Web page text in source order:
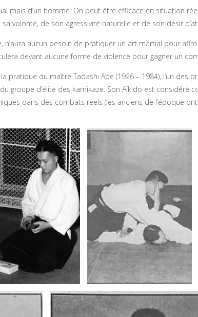
mais d’un homme. On peut être efficace en situation
volonté, de son agressivité naturelle et de son désir
n’aura aucun besoin de pratiquer un art martial pour
devant aucune forme de violence pour gagner un
pratique du maître Tadashi Abe (1926 – 1984), l’un des
groupe d’élite des kamikaze. Son Aïkido est considéré
dans des combats réels (les anciens de l’époque